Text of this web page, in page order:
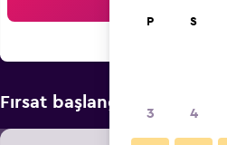
Fırsat başlangıç fiyatı
P S
3 4